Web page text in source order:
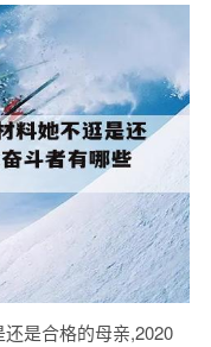
是合格的母亲,2020